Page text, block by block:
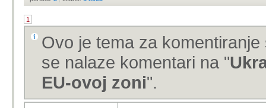
1
Ovo je tema za
se nalaze komentari na "
EU-ovoj zoni".